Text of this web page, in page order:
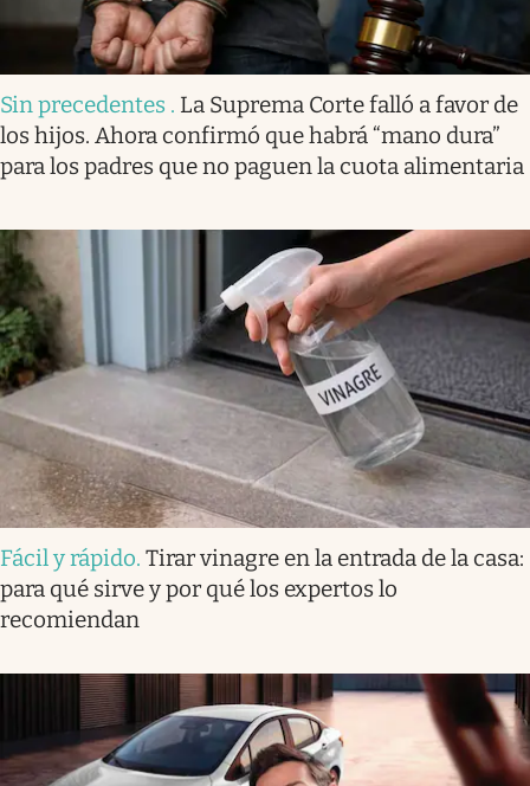
Sin precedentes . La Suprema Corte falló a favor de
los hijos. Ahora confirmó que habrá “mano dura”
para los padres que no paguen la cuota alimentaria
Fácil y rápido. Tirar vinagre en la entrada de la casa:
para qué sirve y por qué los expertos lo
recomiendan